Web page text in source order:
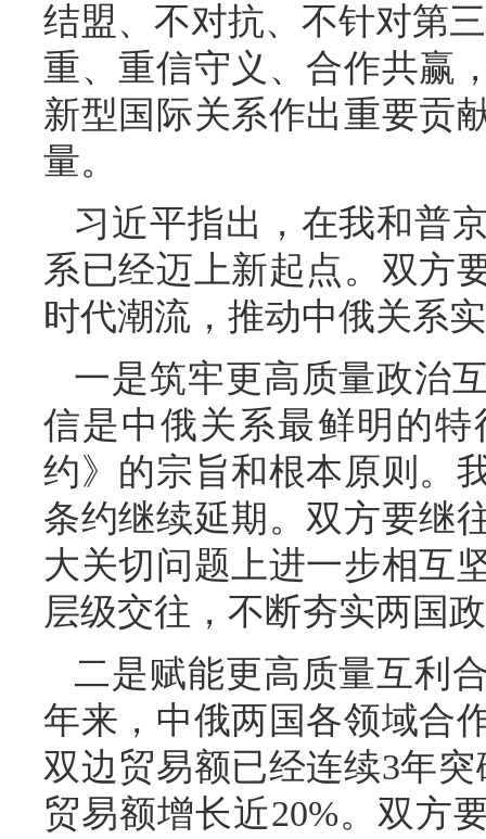
结盟、不对抗、不针对第
重、重信守义、合作共赢
新型国际关系作出重要贡
量。
习近平指出，在我和普
系已经迈上新起点。双方
时代潮流，推动中俄关系
一是筑牢更高质量政治
信是中俄关系最鲜明的
约》的宗旨和根本原则。
条约继续延期。双方要继
大关切问题上进一步相互
层级交往，不断夯实两国
二是赋能更高质量互利
年来，中俄两国各领域合
双边贸易额已经连续3年
贸易额增长近20%。双方